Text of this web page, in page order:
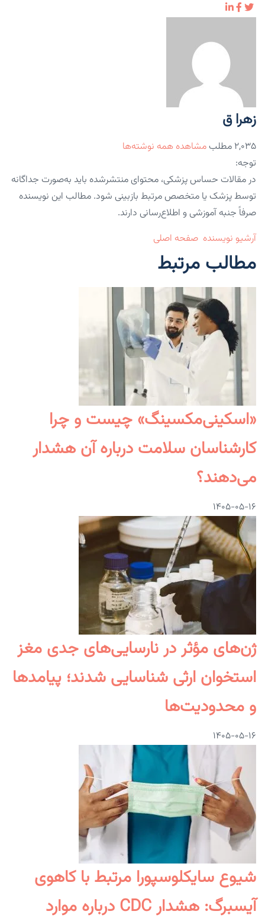
زهرا ق
۲,۰۳۵ مطلب
مشاهده همه نوشته‌ها
توجه:
در مقالات حساس پزشکی، محتوای منتشرشده باید به‌صورت جداگانه
توسط پزشک یا متخصص مرتبط بازبینی شود. مطالب این نویسنده
صرفاً جنبه آموزشی و اطلاع‌رسانی دارند.
آرشیو نویسنده صفحه اصلی
مطالب مرتبط
«اسکینی‌مکسینگ» چیست و چرا
کارشناسان سلامت درباره آن هشدار
می‌دهند؟
۱۴۰۵-۰۵-۱۶
ژن‌های مؤثر در نارسایی‌های جدی مغز
استخوان ارثی شناسایی شدند؛ پیامدها
و محدودیت‌ها
۱۴۰۵-۰۵-۱۶
شیوع سایکلوسپورا مرتبط با کاهوی
آیسبرگ: هشدار CDC درباره موارد